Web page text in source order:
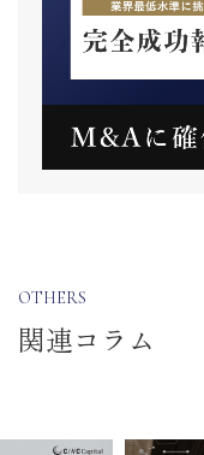
OTHERS
関連コラム